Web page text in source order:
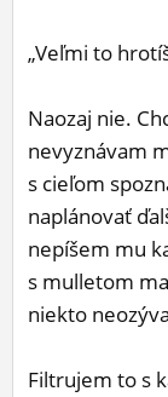
„Veľmi to
Naozaj nie.
nevyznávam
s cieľom
naplánovať
nepíšem mu
s mulletom
niekto
Filtrujem to s